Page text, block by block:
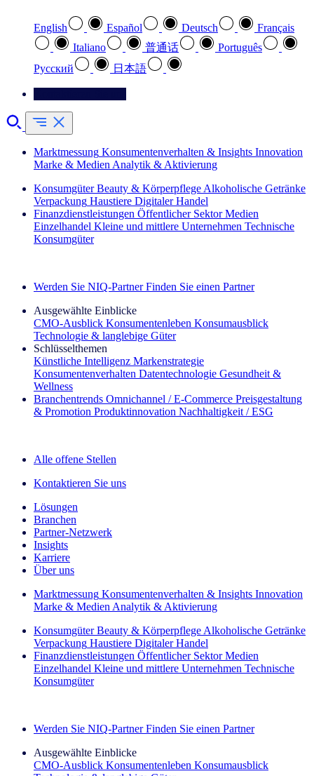
English Español Deutsch
Français
Italiano
普通话
Português
Pусский
日本語
Marktmessung Konsumentenverhalten & Insights Innovation
Marke & Medien Analytik & Aktivierung
Konsumgüter Beauty & Körperpflege Alkoholische Getränke
Verpackung Haustiere Digitaler Handel
Finanzdienstleistungen Öffentlicher Sektor Medien
Einzelhandel Kleine und mittlere Unternehmen Technische
Konsumgüter
Werden Sie NIQ-Partner Finden Sie einen Partner
Ausgewählte Einblicke
CMO‑Ausblick Konsumentenleben Konsumausblick
Technologie & langlebige Güter
Schlüsselthemen
Künstliche Intelligenz Markenstrategie
Konsumentenverhalten Datentechnologie Gesundheit &
Wellness
Branchentrends Omnichannel / E‑Commerce Preisgestaltung
& Promotion Produktinnovation Nachhaltigkeit / ESG
Alle offene Stellen
Kontaktieren Sie uns
Lösungen
Branchen
Partner-Netzwerk
Insights
Karriere
Über uns
Marktmessung Konsumentenverhalten & Insights Innovation
Marke & Medien Analytik & Aktivierung
Konsumgüter Beauty & Körperpflege Alkoholische Getränke
Verpackung Haustiere Digitaler Handel
Finanzdienstleistungen Öffentlicher Sektor Medien
Einzelhandel Kleine und mittlere Unternehmen Technische
Konsumgüter
Werden Sie NIQ-Partner Finden Sie einen Partner
Ausgewählte Einblicke
CMO‑Ausblick Konsumentenleben Konsumausblick